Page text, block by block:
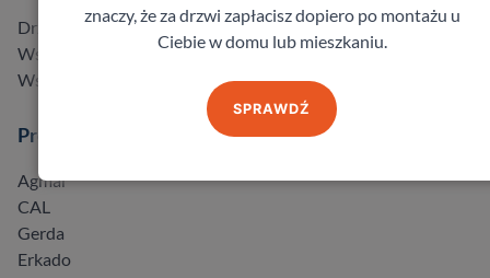
Drzwi w promocji do -40%
Wszystkie produkty
Wszyscy producenci
Producenci
Agmar
CAL
Gerda
Erkado
znaczy, że za drzwi zapłacisz dopiero po montażu u
Ciebie w domu lub mieszkaniu.
SPRAWDŹ